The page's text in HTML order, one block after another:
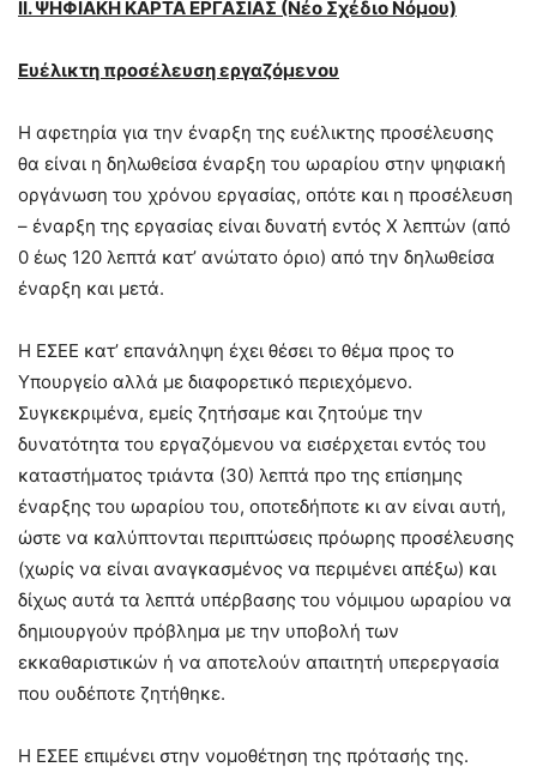
ΙΙ. ΨΗΦΙΑΚΗ ΚΑΡΤΑ ΕΡΓΑΣΙΑΣ (Νέο Σχέδιο Νόμου)
Ευέλικτη προσέλευση εργαζόμενου
Η αφετηρία για την έναρξη της ευέλικτης προσέλευσης
θα είναι η δηλωθείσα έναρξη του ωραρίου στην ψηφιακή
οργάνωση του χρόνου εργασίας, οπότε και η προσέλευση
– έναρξη της εργασίας είναι δυνατή εντός X λεπτών (από
0 έως 120 λεπτά κατ’ ανώτατο όριο) από την δηλωθείσα
έναρξη και μετά.
Η ΕΣΕΕ κατ’ επανάληψη έχει θέσει το θέμα προς το
Υπουργείο αλλά με διαφορετικό περιεχόμενο.
Συγκεκριμένα, εμείς ζητήσαμε και ζητούμε την
δυνατότητα του εργαζόμενου να εισέρχεται εντός του
καταστήματος τριάντα (30) λεπτά προ της επίσημης
έναρξης του ωραρίου του, οποτεδήποτε κι αν είναι αυτή,
ώστε να καλύπτονται περιπτώσεις πρόωρης προσέλευσης
(χωρίς να είναι αναγκασμένος να περιμένει απέξω) και
δίχως αυτά τα λεπτά υπέρβασης του νόμιμου ωραρίου να
δημιουργούν πρόβλημα με την υποβολή των
εκκαθαριστικών ή να αποτελούν απαιτητή υπερεργασία
που ουδέποτε ζητήθηκε.
Η ΕΣΕΕ επιμένει στην νομοθέτηση της πρότασής της.